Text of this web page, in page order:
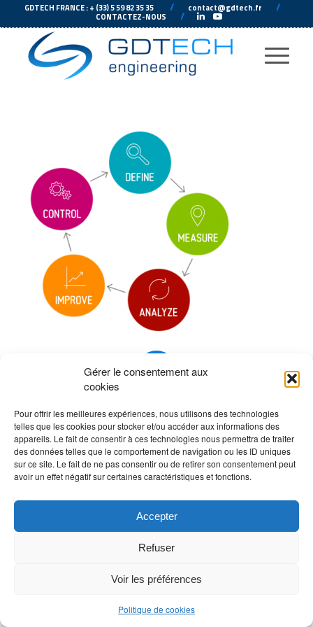
Gérer le consentement aux
cookies
Pour offrir les meilleures expériences, nous utilisons des technologies
telles que les cookies pour stocker et/ou accéder aux informations des
appareils. Le fait de consentir à ces technologies nous permettra de traiter
des données telles que le comportement de navigation ou les ID uniques
sur ce site. Le fait de ne pas consentir ou de retirer son consentement peut
avoir un effet négatif sur certaines caractéristiques et fonctions.
Accepter
Refuser
Voir les préférences
Politique de cookies
GDTECH FRANCE : + (33) 5 59 82 35 35 //--- contact@gdtech.fr //--
CONTACTEZ-NOUS ---// ---
0
Laisser un commentaire
Rejoindre la discussion?
N’hésitez pas à contribuer !